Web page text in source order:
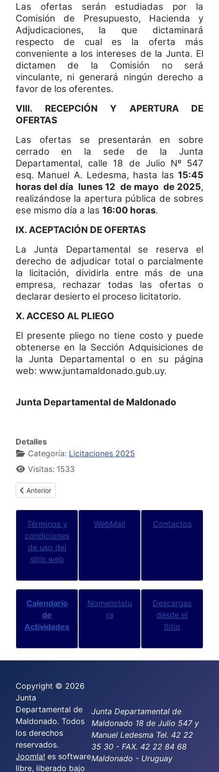
Las ofertas serán estudiadas por la
Comisión de Presupuesto, Hacienda y
Adjudicaciones, la que dictaminará
respecto de cual es la oferta más
conveniente a los intereses de la Junta. El
dictamen de la Comisión no será
vinculante, ni generará ningún derecho a
favor de los oferentes.
VIII. RECEPCIÓN Y APERTURA DE
OFERTAS
Las ofertas se presentarán en sobre
cerrado en la sede de la Junta
Departamental, calle 18 de Julio Nº 547
esq. Manuel A. Ledesma, hasta las 15:45
horas del día lunes 12 de mayo de 2025,
realizándose la apertura pública de sobres
ese mismo día a las 16:00 horas.
IX. ACEPTACIÓN DE OFERTAS
La Junta Departamental se reserva el
derecho de adjudicar total o parcialmente
la licitación, dividirla entre más de una
empresa, rechazar todas las ofertas o
declarar desierto el proceso licitatorio.
X. ACCESO AL PLIEGO
El presente pliego no tiene costo y puede
obtenerse en la Sección Adquisiciones de
la Junta Departamental o en su página
web: www.juntamaldonado.gub.uy.
Junta Departamental de Maldonado
Detalles
Categoría: Licitaciones 2025
Visitas: 1533
Artículo anterior: Licitación Pública Nº 1/2025
Anterior
Términos y
condiciones
de uso del
sitio web
WebMail Contactos
Calendario
de
Actividades
Nomenclatu
ra
Descargas
desde el
Sitio
Copyright © 2026
Junta
Departamental de
Maldonado. Todos
los derechos
reservados.
Joomla! es software
libre, liberado bajo
Junta Departamental de
Maldonado 18 de Julio 547 y
Manuel Ledesma Tel. 42 22
35 30 - FAX. 42 22 84 68
Maldonado - Uruguay